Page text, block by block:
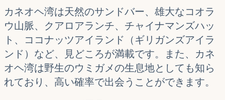
カネオヘ湾は天然のサンドバー、雄大なコオラ
ウ山脈、クアロアランチ、チャイナマンズハッ
ト、ココナッツアイランド（ギリガンズアイラ
ンド）など、見どころが満載です。また、カネ
オヘ湾は野生のウミガメの生息地としても知ら
れており、高い確率で出会うことができます。